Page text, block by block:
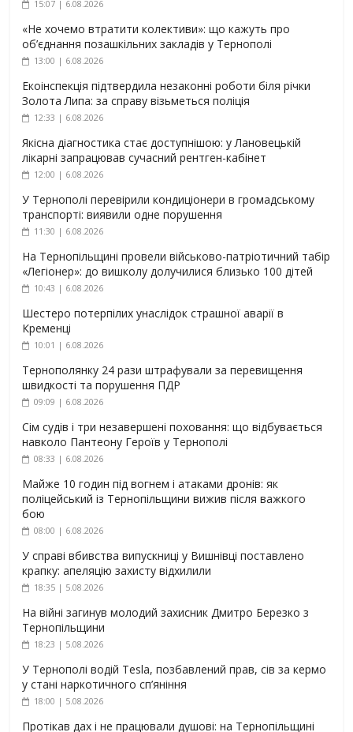
15:07 | 6.08.2026
«Не хочемо втратити колективи»: що кажуть про
об’єднання позашкільних закладів у Тернополі
13:00 | 6.08.2026
Екоінспекція підтвердила незаконні роботи біля річки
Золота Липа: за справу візьметься поліція
12:33 | 6.08.2026
Якісна діагностика стає доступнішою: у Лановецькій
лікарні запрацював сучасний рентген-кабінет
12:00 | 6.08.2026
У Тернополі перевірили кондиціонери в громадському
транспорті: виявили одне порушення
11:30 | 6.08.2026
На Тернопільщині провели військово-патріотичний табір
«Легіонер»: до вишколу долучилися близько 100 дітей
10:43 | 6.08.2026
Шестеро потерпілих унаслідок страшної аварії в
Кременці
10:01 | 6.08.2026
Тернополянку 24 рази штрафували за перевищення
швидкості та порушення ПДР
09:09 | 6.08.2026
Сім судів і три незавершені поховання: що відбувається
навколо Пантеону Героїв у Тернополі
08:33 | 6.08.2026
Майже 10 годин під вогнем і атаками дронів: як
поліцейський із Тернопільщини вижив після важкого
бою
08:00 | 6.08.2026
У справі вбивства випускниці у Вишнівці поставлено
крапку: апеляцію захисту відхилили
18:35 | 5.08.2026
На війні загинув молодий захисник Дмитро Березко з
Тернопільщини
18:23 | 5.08.2026
У Тернополі водій Tesla, позбавлений прав, сів за кермо
у стані наркотичного сп’яніння
18:00 | 5.08.2026
Протікав дах і не працювали душові: на Тернопільщині